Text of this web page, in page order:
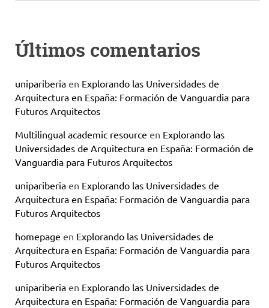
Últimos comentarios
unipariberia en Explorando las Universidades de
Arquitectura en España: Formación de Vanguardia para
Futuros Arquitectos
Multilingual academic resource en Explorando las
Universidades de Arquitectura en España: Formación de
Vanguardia para Futuros Arquitectos
unipariberia en Explorando las Universidades de
Arquitectura en España: Formación de Vanguardia para
Futuros Arquitectos
homepage en Explorando las Universidades de
Arquitectura en España: Formación de Vanguardia para
Futuros Arquitectos
unipariberia en Explorando las Universidades de
Arquitectura en España: Formación de Vanguardia para